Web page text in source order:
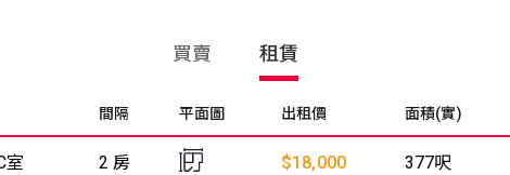
買賣 租賃
間隔 平面圖 出租價 面積(實)
室 2 房 $18,000 377呎